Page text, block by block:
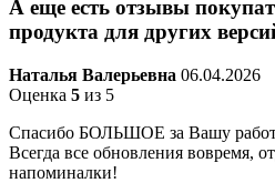
А еще есть отзывы
продукта для других
Наталья Валерьевна 06.04.2026
Оценка 5 из 5
Спасибо БОЛЬШОЕ за Вашу
Всегда все обновления вовремя,
напоминалки!